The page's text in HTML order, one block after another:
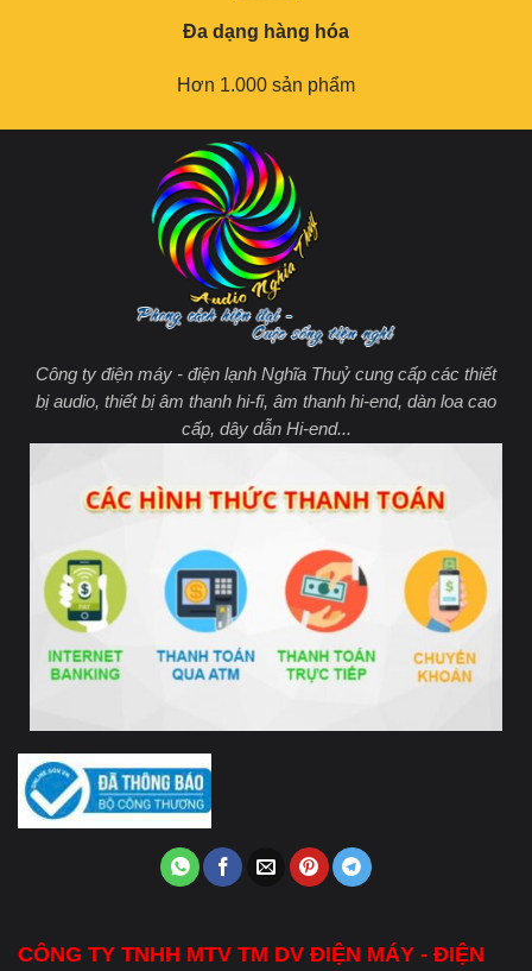
Đa dạng hàng hóa
Hơn 1.000 sản phẩm
Công ty điện máy - điện lạnh Nghĩa Thuỷ cung cấp các thiết
bị audio, thiết bị âm thanh hi-fi, âm thanh hi-end, dàn loa cao
cấp, dây dẫn Hi-end...
CÔNG TY TNHH MTV TM DV ĐIỆN MÁY - ĐIỆN